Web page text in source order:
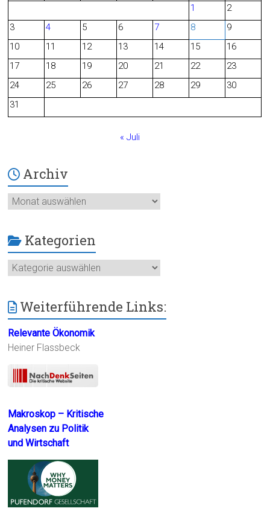
b
o
1
2
3
4 5 6 7 8
9
10
11 12 13 14 15
16
17
18 19 20 21 22
23
24
25 26 27 28 29
30
31
« Juli
Archiv
Archiv
Kategorien
Kategorien
Weiterführende Links:
Relevante Ökonomik
Heiner Flassbeck
Makroskop – Kritische
Analysen zu Politik
und Wirtschaft